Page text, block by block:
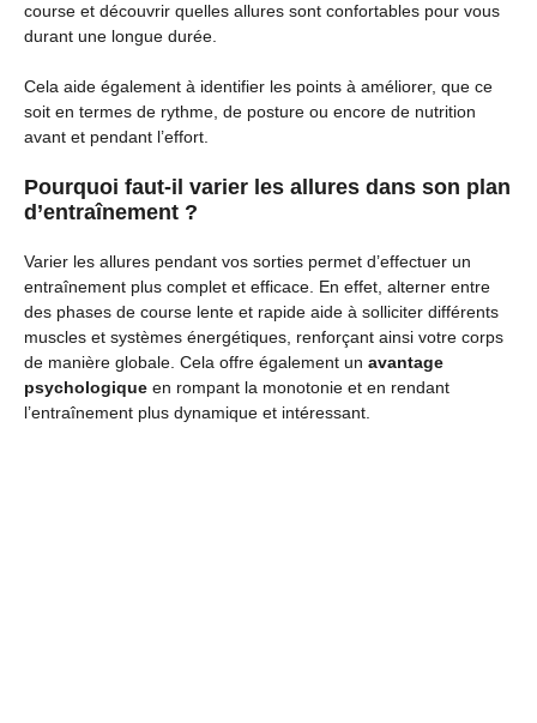
course et découvrir quelles allures sont confortables pour vous
durant une longue durée.
Cela aide également à identifier les points à améliorer, que ce
soit en termes de rythme, de posture ou encore de nutrition
avant et pendant l’effort.
Pourquoi faut-il varier les allures dans son plan
d’entraînement ?
Varier les allures pendant vos sorties permet d’effectuer un
entraînement plus complet et efficace. En effet, alterner entre
des phases de course lente et rapide aide à solliciter différents
muscles et systèmes énergétiques, renforçant ainsi votre corps
de manière globale. Cela offre également un avantage
psychologique en rompant la monotonie et en rendant
l’entraînement plus dynamique et intéressant.